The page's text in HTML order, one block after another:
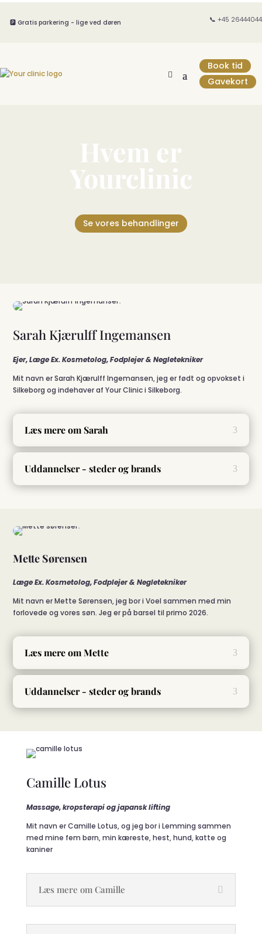
🅿️ Gratis parkering - lige ved døren 📞 +45 26444044
Book tid
Gavekort
Hvem er
Yourclinic
Se vores behandlinger
Sarah Kjærulff Ingemansen
Ejer, Læge Ex. Kosmetolog, Fodplejer & Negletekniker
Mit navn er Sarah Kjærulff Ingemansen, jeg er født og opvokset i
Silkeborg og indehaver af Your Clinic i Silkeborg.
Læs mere om Sarah
Uddannelser - steder og brands
Mette Sørensen
Læge Ex. Kosmetolog, Fodplejer & Negletekniker
Mit navn er Mette Sørensen, jeg bor i Voel sammen med min
forlovede og vores søn. Jeg er på barsel til primo 2026.
Læs mere om Mette
Uddannelser - steder og brands
Camille Lotus
Massage, kropsterapi og japansk lifting
Mit navn er Camille Lotus, og jeg bor i Lemming sammen
med mine fem børn, min kæreste, hest, hund, katte og
kaniner
Læs mere om Camille